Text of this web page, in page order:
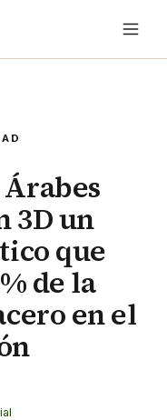
3D un
que
de la
en el